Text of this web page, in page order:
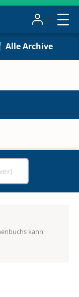
Alle Archive
kann